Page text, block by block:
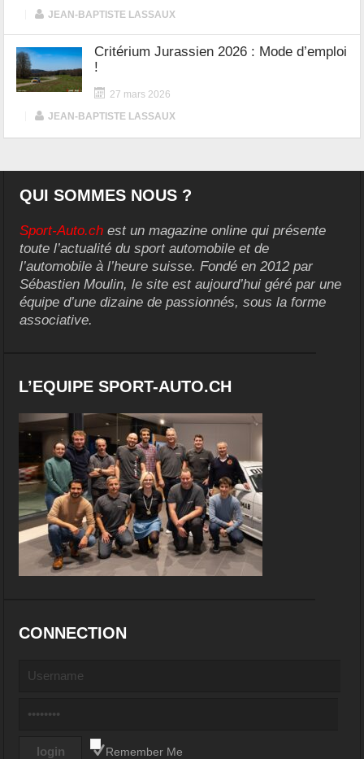
JEAN-BAPTISTE LASSAUX
Critérium Jurassien 2026 : Mode d’emploi
!
27 mars 2026
JEAN-BAPTISTE LASSAUX
QUI SOMMES NOUS ?
Sport-Auto.ch est un magazine online qui présente
toute l’actualité du sport automobile et de
l’automobile à l’heure suisse. Fondé en 2012 par
Sébastien Moulin, le site est aujourd’hui géré par une
équipe d’une dizaine de passionnés, sous la forme
associative.
L’EQUIPE SPORT-AUTO.CH
CONNECTION
Remember Me